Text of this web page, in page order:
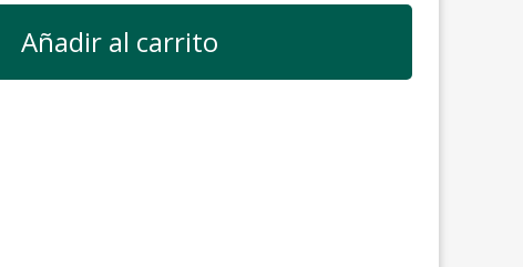
Añadir al carrito